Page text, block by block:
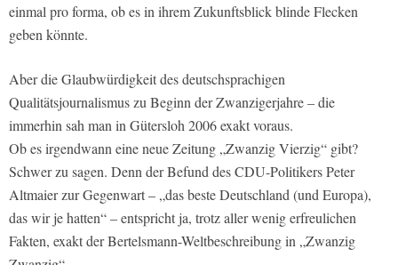
einmal pro forma, ob es in ihrem Zukunftsblick blinde Flecken
geben könnte.
Aber die Glaubwürdigkeit des deutschsprachigen
Qualitätsjournalismus zu Beginn der Zwanzigerjahre – die
immerhin sah man in Gütersloh 2006 exakt voraus.
Ob es irgendwann eine neue Zeitung „Zwanzig Vierzig“ gibt?
Schwer zu sagen. Denn der Befund des CDU-Politikers Peter
Altmaier zur Gegenwart – „das beste Deutschland (und Europa),
das wir je hatten“ – entspricht ja, trotz aller wenig erfreulichen
Fakten, exakt der Bertelsmann-Weltbeschreibung in „Zwanzig